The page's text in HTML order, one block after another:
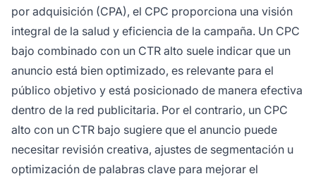
por adquisición (CPA), el CPC proporciona una visión
integral de la salud y eficiencia de la campaña. Un CPC
bajo combinado con un CTR alto suele indicar que un
anuncio está bien optimizado, es relevante para el
público objetivo y está posicionado de manera efectiva
dentro de la red publicitaria. Por el contrario, un CPC
alto con un CTR bajo sugiere que el anuncio puede
necesitar revisión creativa, ajustes de segmentación u
optimización de palabras clave para mejorar el